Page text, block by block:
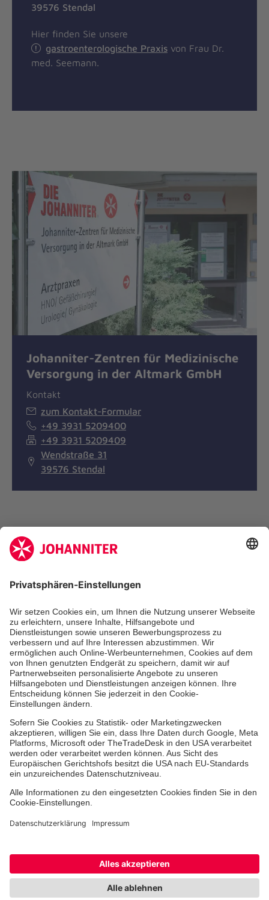
39576 Stendal
Hier finden Sie unsere
gastroenterologische Praxis von Frau Dr.
med. Seemann.
Johanniter-Zentren für Medizinische
Versorgung in der Altmark GmbH
Kontakt
zum Kontakt-Formular
+49 3931 5209400
+49 3931 5209409
Wendstraße 31
39576 Stendal
Die Johanniter GmbH ist Mitglied des
Kununu Top Company 2026
Über uns
Hinweisgebersystem
Cookie-Einstellungen Datenschutz Barrierefreiheit